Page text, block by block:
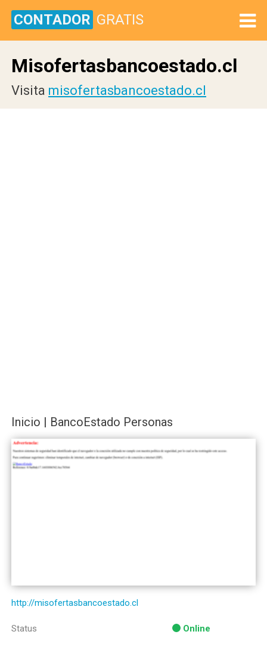
CONTADOR GRATIS
Misofertasbancoestado.cl
Visita misofertasbancoestado.cl
Inicio | BancoEstado Personas
http://misofertasbancoestado.cl
Status Online